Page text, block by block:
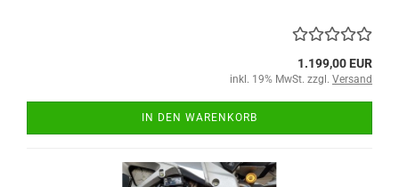
1.199,00 EUR
inkl. 19% MwSt. zzgl. Versand
IN DEN WARENKORB